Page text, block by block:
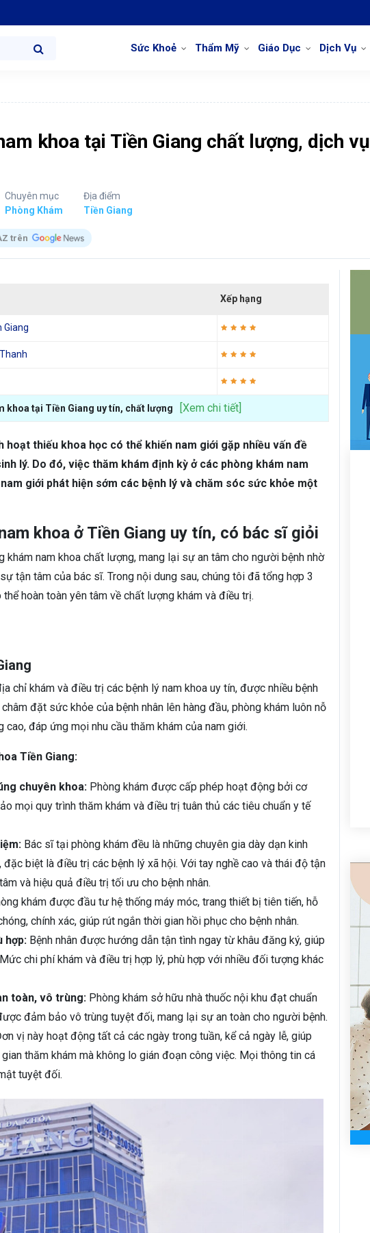
Sức Khoẻ Thẩm Mỹ Giáo Dục Dịch Vụ
khoa tại Tiền Giang chất lượng, dịch vụ
Chuyên mục
Phòng Khám
Địa điểm
Tiền Giang
trên
Xếp hạng
Giang
khoa tại Tiền Giang uy tín, chất lượng [Xem chi tiết]
thiếu khoa học có thể khiến nam giới gặp nhiều vấn đề
lý. Do đó, việc thăm khám định kỳ ở các phòng khám nam
giới phát hiện sớm các bệnh lý và chăm sóc sức khỏe một
khoa ở Tiền Giang uy tín, có bác sĩ giỏi
khám nam khoa chất lượng, mang lại sự an tâm cho người bệnh nhờ
tận tâm của bác sĩ. Trong nội dung sau, chúng tôi đã tổng hợp 3
hoàn toàn yên tâm về chất lượng khám và điều trị.
chỉ khám và điều trị các bệnh lý nam khoa uy tín, được nhiều bệnh
đặt sức khỏe của bệnh nhân lên hàng đầu, phòng khám luôn nỗ
đáp ứng mọi nhu cầu thăm khám của nam giới.
Tiền Giang:
chuyên khoa: Phòng khám được cấp phép hoạt động bởi cơ
mọi quy trình thăm khám và điều trị tuân thủ các tiêu chuẩn y tế
Bác sĩ tại phòng khám đều là những chuyên gia dày dạn kinh
biệt là điều trị các bệnh lý xã hội. Với tay nghề cao và thái độ tận
và hiệu quả điều trị tối ưu cho bệnh nhân.
khám được đầu tư hệ thống máy móc, trang thiết bị tiên tiến, hỗ
chính xác, giúp rút ngắn thời gian hồi phục cho bệnh nhân.
hợp: Bệnh nhân được hướng dẫn tận tình ngay từ khâu đăng ký, giúp
chi phí khám và điều trị hợp lý, phù hợp với nhiều đối tượng khác
toàn, vô trùng: Phòng khám sở hữu nhà thuốc nội khu đạt chuẩn
đảm bảo vô trùng tuyệt đối, mang lại sự an toàn cho người bệnh.
vị này hoạt động tất cả các ngày trong tuần, kể cả ngày lễ, giúp
thăm khám mà không lo gián đoạn công việc. Mọi thông tin cá
tuyệt đối.